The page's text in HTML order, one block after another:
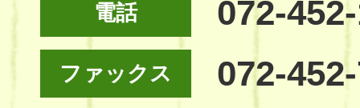
電話 072-
ファックス 072-